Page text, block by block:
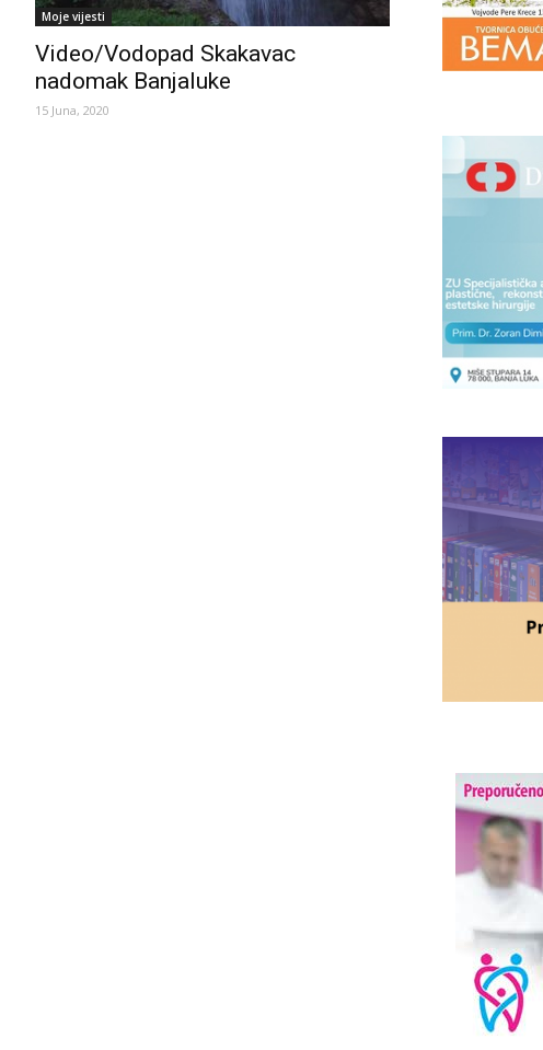
Moje vijesti
Video/Vodopad Skakavac
nadomak Banjaluke
15 Juna, 2020